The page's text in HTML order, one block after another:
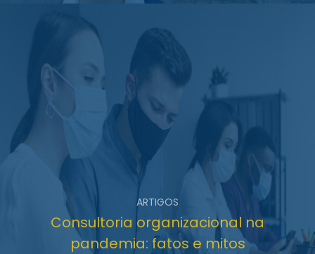
ARTIGOS
Consultoria organizacional na
pandemia: fatos e mitos